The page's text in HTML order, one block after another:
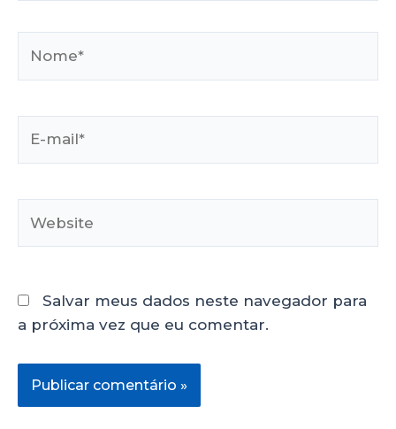
Salvar meus dados neste navegador para
a próxima vez que eu comentar.